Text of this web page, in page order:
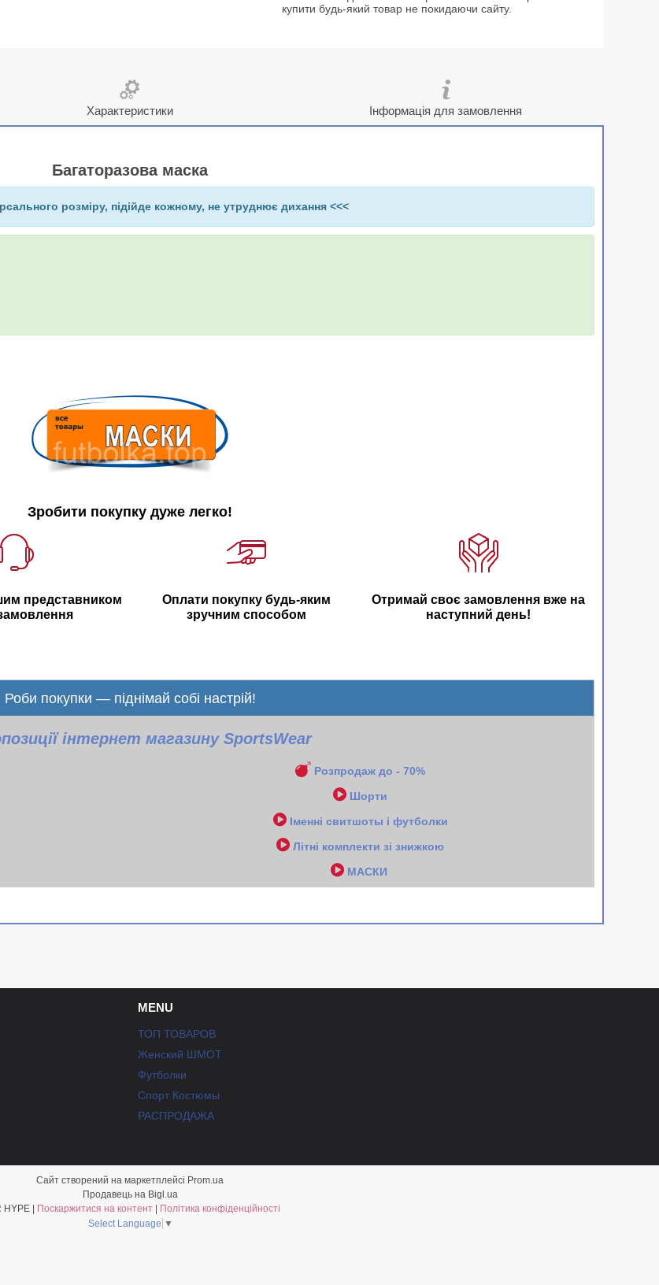
купити будь-який товар не покидаючи сайту.
Характеристики Інформація для замовлення
Багаторазова маска
розміру, підійде кожному, не утруднює дихання <<<
Зробити покупку дуже легко!
представником
Оплати покупку будь-яким
зручним способом
Отримай своє замовлення вже на
наступний день!
Роби покупки — піднімай собі настрій!
інтернет магазину SportsWear
Розпродаж до - 70%
Шорти
Іменні свитшоты і футболки
Літні комплекти зі знижкою
МАСКИ
MENU
ТОП ТОВАРОВ
Женский ШМОТ
Футболки
Спорт Костюмы
РАСПРОДАЖА
Сайт створений на маркетплейсі Prom.ua
Продавець на Bigl.ua
Поскаржитися на контент
Політика конфіденційності
Select Language ▼